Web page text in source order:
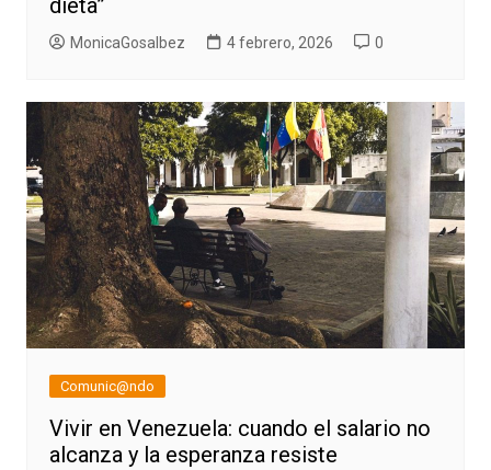
dieta”
MonicaGosalbez 4 febrero, 2026 0
Comunic@ndo
Vivir en Venezuela: cuando el salario no
alcanza y la esperanza resiste